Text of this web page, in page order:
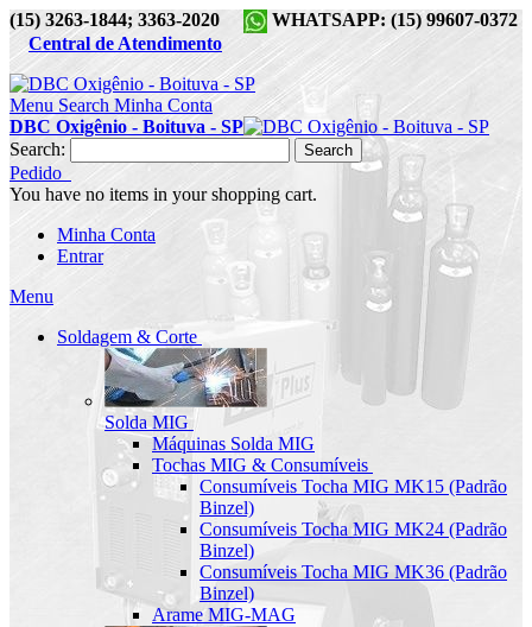
(15) 3263-1844; 3363-2020
WHATSAPP: (15) 99607-0372
Central de Atendimento
Menu Search Minha Conta
DBC Oxigênio - Boituva - SP
Search:
Search
Pedido
You have no items in your shopping cart.
Minha Conta
Entrar
Menu
Soldagem & Corte
Solda MIG
Máquinas Solda MIG
Tochas MIG & Consumíveis
Consumíveis Tocha MIG MK15 (Padrão
Binzel)
Consumíveis Tocha MIG MK24 (Padrão
Binzel)
Consumíveis Tocha MIG MK36 (Padrão
Binzel)
Arame MIG-MAG